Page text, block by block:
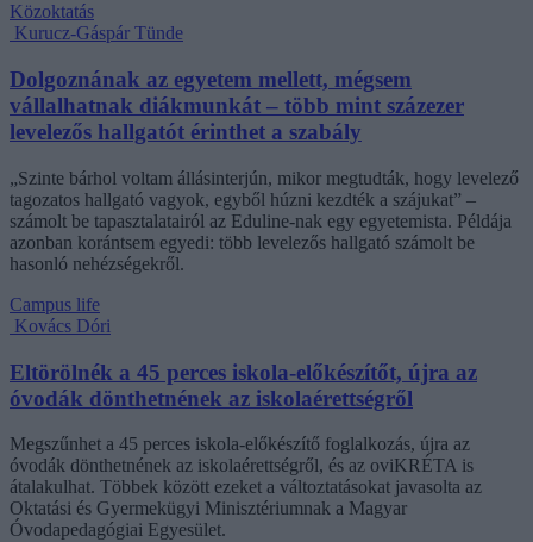
Közoktatás
Kurucz-Gáspár Tünde
Dolgoznának az egyetem mellett, mégsem
vállalhatnak diákmunkát – több mint százezer
levelezős hallgatót érinthet a szabály
„Szinte bárhol voltam állásinterjún, mikor megtudták, hogy levelező
tagozatos hallgató vagyok, egyből húzni kezdték a szájukat” –
számolt be tapasztalatairól az Eduline-nak egy egyetemista. Példája
azonban korántsem egyedi: több levelezős hallgató számolt be
hasonló nehézségekről.
Campus life
Kovács Dóri
Eltörölnék a 45 perces iskola-előkészítőt, újra az
óvodák dönthetnének az iskolaérettségről
Megszűnhet a 45 perces iskola-előkészítő foglalkozás, újra az
óvodák dönthetnének az iskolaérettségről, és az oviKRÉTA is
átalakulhat. Többek között ezeket a változtatásokat javasolta az
Oktatási és Gyermekügyi Minisztériumnak a Magyar
Óvodapedagógiai Egyesület.